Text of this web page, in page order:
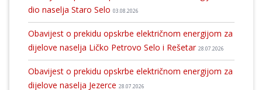
dio naselja Staro Selo 03.08.2026
Obavijest o prekidu opskrbe električnom energijom za
dijelove naselja Ličko Petrovo Selo i Rešetar 28.07.2026
Obavijest o prekidu opskrbe električnom energijom za
dijelove naselja Jezerce 28.07.2026